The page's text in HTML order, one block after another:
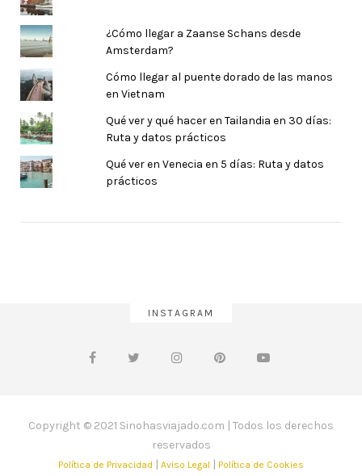
¿Cómo llegar a Zaanse Schans desde
Amsterdam?
Cómo llegar al puente dorado de las manos
en Vietnam
Qué ver y qué hacer en Tailandia en 30 días:
Ruta y datos prácticos
Qué ver en Venecia en 5 días: Ruta y datos
prácticos
INSTAGRAM
Copyright © 2021 Sinohasviajado.com | Todos los derechos
reservados
Política de Privacidad | Aviso Legal | Política de Cookies